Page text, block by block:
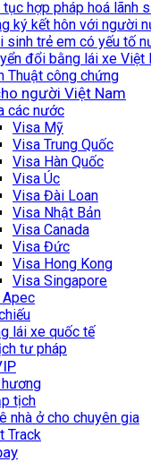
tục hợp pháp hoá lãnh
ký kết hôn với người
sinh trẻ em có yếu tố
đổi bằng lái xe Việt
Thuật công chứng
người Việt Nam
các nước
Visa Mỹ
Visa Trung Quốc
Visa Hàn Quốc
Visa Úc
Visa Đài Loan
Visa Nhật Bản
Visa Canada
Visa Đức
Visa Hong Kong
Visa Singapore
Apec
lái xe quốc tế
tư pháp
tịch
nhà ở cho chuyên gia
Track